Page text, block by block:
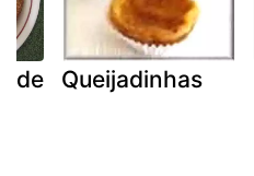
de Queijadinhas